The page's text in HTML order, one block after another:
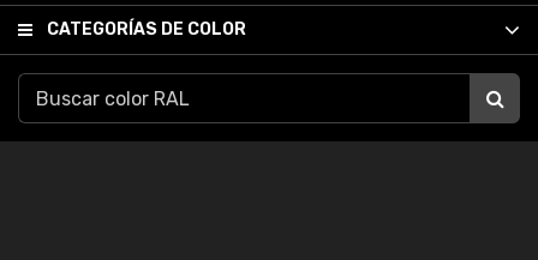
CATEGORÍAS DE COLOR